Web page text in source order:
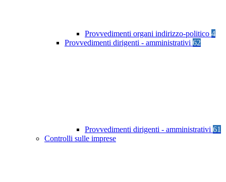
Provvedimenti organi indirizzo-politico 4
Provvedimenti dirigenti - amministrativi 62
Provvedimenti dirigenti - amministrativi 61
Controlli sulle imprese